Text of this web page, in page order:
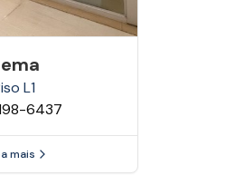
L1
6437
mais